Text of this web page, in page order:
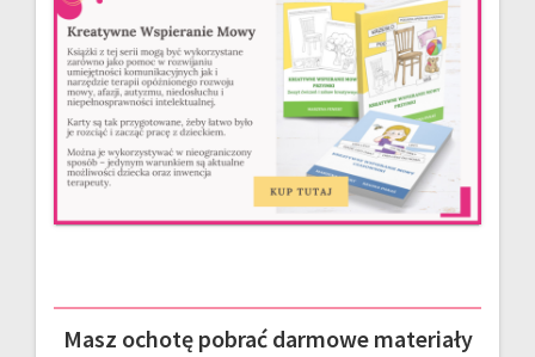
Masz ochotę pobrać darmowe materiały